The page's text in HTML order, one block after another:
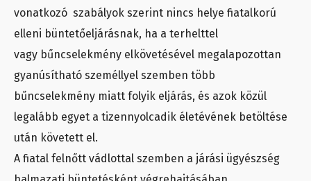
vonatkozó szabályok szerint nincs helye fiatalkorú
elleni büntetőeljárásnak, ha a terhelttel
vagy bűncselekmény elkövetésével megalapozottan
gyanúsítható személlyel szemben több
bűncselekmény miatt folyik eljárás, és azok közül
legalább egyet a tizennyolcadik életévének betöltése
után követett el.
A fiatal felnőtt vádlottal szemben a járási ügyészség